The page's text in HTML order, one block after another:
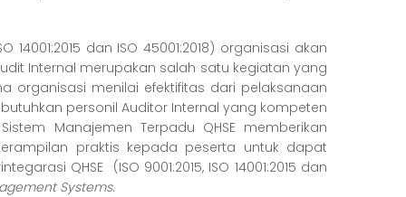
14001:2015 dan ISO 45001:2018) organisasi akan
Internal merupakan salah satu kegiatan yang
organisasi menilai efektifitas dari pelaksanaan
personil Auditor Internal yang kompeten
Manajemen Terpadu QHSE memberikan
praktis kepada peserta untuk dapat
QHSE (ISO 9001:2015, ISO 14001:2015 dan
Systems.